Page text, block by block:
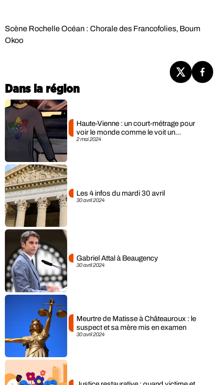
Scène Rochelle Océan : Chorale des Francofolies, Boum
Okoo
Dans la région
2 mai 2024
Haute-Vienne : un court-métrage pour
voir le monde comme le voit un...
30 avril 2024
Les 4 infos du mardi 30 avril
30 avril 2024
Gabriel Attal à Beaugency
30 avril 2024
Meurtre de Matisse à Châteauroux : le
suspect et sa mère mis en examen